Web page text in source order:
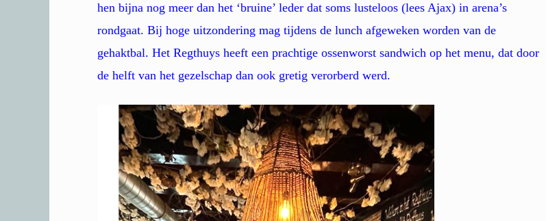
hen bijna nog meer dan het ‘bruine’ leder dat soms lusteloos (lees Ajax) in arena’s
rondgaat. Bij hoge uitzondering mag tijdens de lunch afgeweken worden van de
gehaktbal. Het Regthuys heeft een prachtige ossenworst sandwich op het menu, dat door
de helft van het gezelschap dan ook gretig verorberd werd.